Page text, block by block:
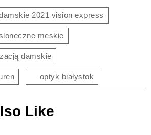
2021 vision express
meskie
damskie
optyk białystok
Like